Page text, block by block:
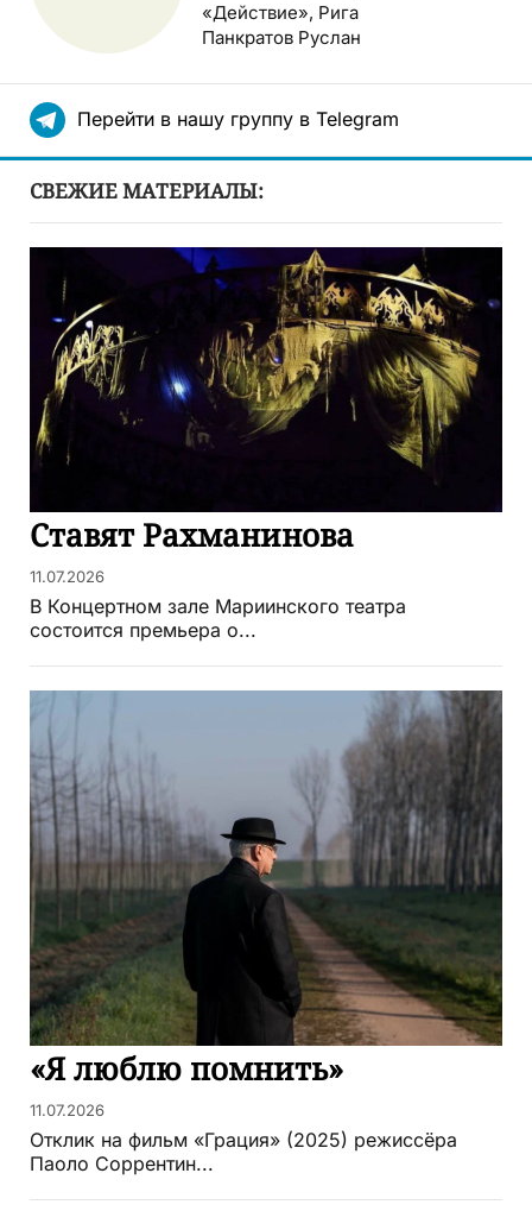
«Действие», Рига
Панкратов Руслан
Перейти в нашу группу в Telegram
СВЕЖИЕ МАТЕРИАЛЫ:
Ставят Рахманинова
11.07.2026
В Концертном зале Мариинского театра
состоится премьера о...
«Я люблю помнить»
11.07.2026
Отклик на фильм «Грация» (2025) режиссёра
Паоло Соррентин...